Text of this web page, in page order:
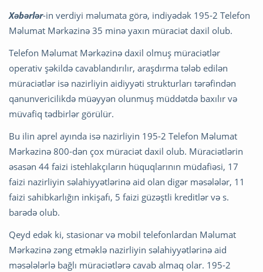
Xəbərlər-in verdiyi məlumata görə, indiyədək 195-2 Telefon
Məlumat Mərkəzinə 35 minə yaxın müraciət daxil olub.
Telefon Məlumat Mərkəzinə daxil olmuş müraciətlər
operativ şəkildə cavablandırılır, araşdırma tələb edilən
müraciətlər isə nazirliyin aidiyyəti strukturları tərəfindən
qanunvericilikdə müəyyən olunmuş müddətdə baxılır və
müvafiq tədbirlər görülür.
Bu ilin aprel ayında isə nazirliyin 195-2 Telefon Məlumat
Mərkəzinə 800-dən çox müraciət daxil olub. Müraciətlərin
əsasən 44 faizi istehlakçıların hüquqlarının müdafiəsi, 17
faizi nazirliyin səlahiyyətlərinə aid olan digər məsələlər, 11
faizi sahibkarlığın inkişafı, 5 faizi güzəştli kreditlər və s.
barədə olub.
Qeyd edək ki, stasionar və mobil telefonlardan Məlumat
Mərkəzinə zəng etməklə nazirliyin səlahiyyətlərinə aid
məsələlərlə bağlı müraciətlərə cavab almaq olar. 195-2